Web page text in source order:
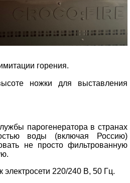
горения.
ножки для выставления
парогенератора в странах
воды (включая Россию)
не просто фильтрованную
электросети 220/240 В, 50 Гц.